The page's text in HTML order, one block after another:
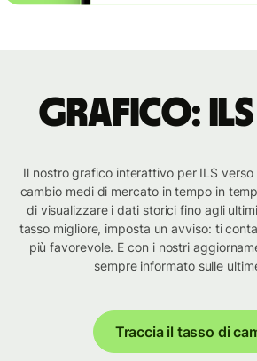
Grafico: ILS
Il nostro grafico interattivo per ILS verso
cambio medi di mercato in tempo in
di visualizzare i dati storici fino agli
tasso migliore, imposta un avviso: ti
più favorevole. E con i nostri
sempre informato sulle
Traccia il tasso di